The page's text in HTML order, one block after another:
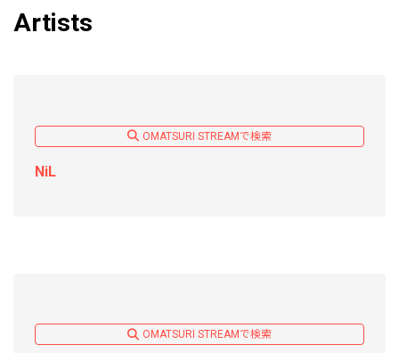
Artists
OMATSURI STREAMで検索
NiL
OMATSURI STREAMで検索